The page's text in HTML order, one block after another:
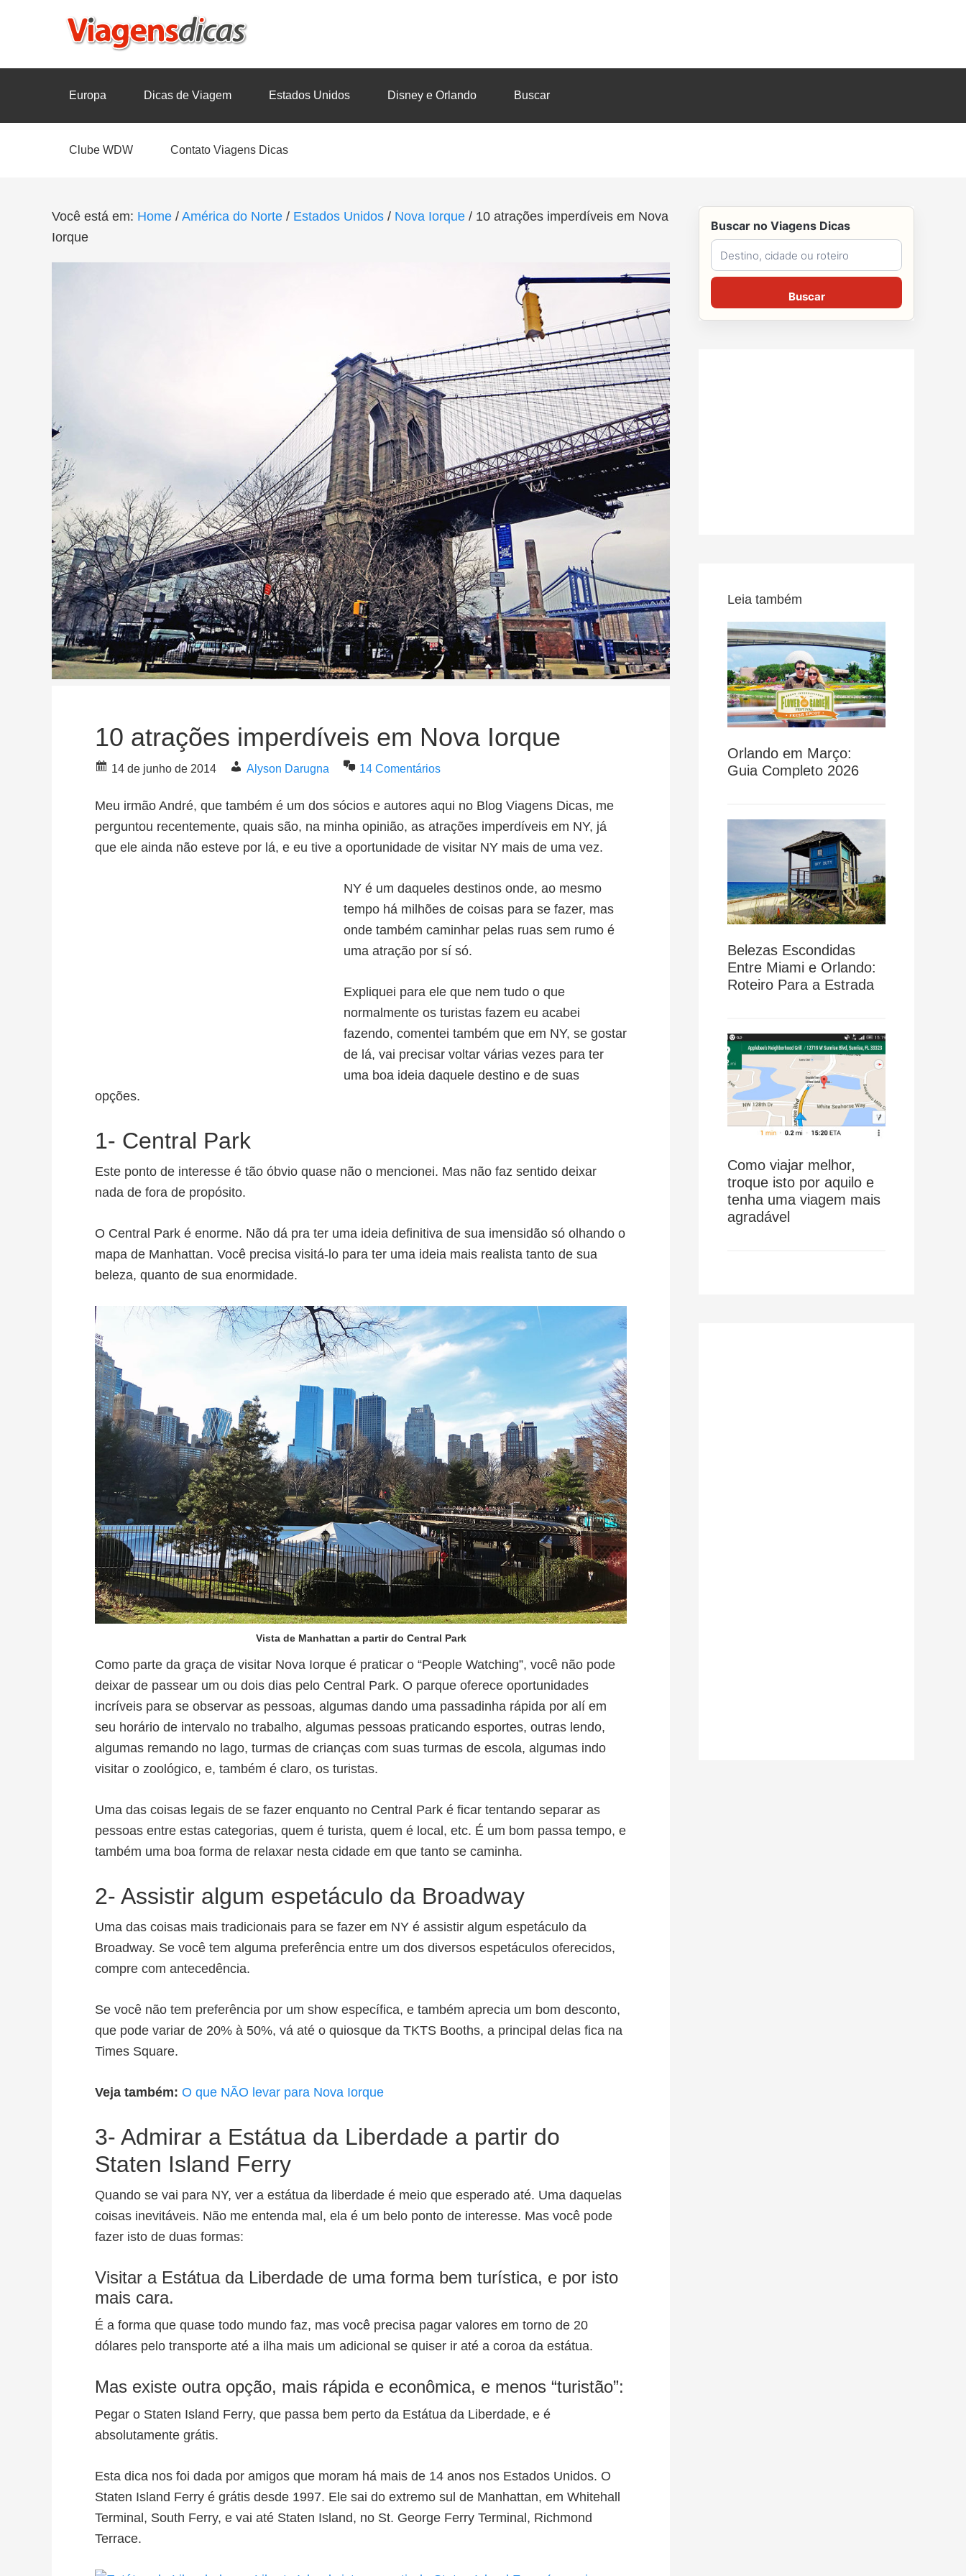
Europa Dicas de Viagem Estados Unidos Disney e Orlando Buscar
Clube WDW Contato Viagens Dicas
Você está em: Home / América do Norte / Estados Unidos / Nova Iorque / 10 atrações imperdíveis em Nova
Iorque
10 atrações imperdíveis em Nova Iorque
14 de junho de 2014 Alyson Darugna 14 Comentários
Meu irmão André, que também é um dos sócios e autores aqui no Blog Viagens Dicas, me
perguntou recentemente, quais são, na minha opinião, as atrações imperdíveis em NY, já
que ele ainda não esteve por lá, e eu tive a oportunidade de visitar NY mais de uma vez.
NY é um daqueles destinos onde, ao mesmo
tempo há milhões de coisas para se fazer, mas
onde também caminhar pelas ruas sem rumo é
uma atração por sí só.
Expliquei para ele que nem tudo o que
normalmente os turistas fazem eu acabei
fazendo, comentei também que em NY, se gostar
de lá, vai precisar voltar várias vezes para ter
uma boa ideia daquele destino e de suas
opções.
1- Central Park
Este ponto de interesse é tão óbvio quase não o mencionei. Mas não faz sentido deixar
nada de fora de propósito.
O Central Park é enorme. Não dá pra ter uma ideia definitiva de sua imensidão só olhando o
mapa de Manhattan. Você precisa visitá-lo para ter uma ideia mais realista tanto de sua
beleza, quanto de sua enormidade.
Vista de Manhattan a partir do Central Park
Como parte da graça de visitar Nova Iorque é praticar o “People Watching”, você não pode
deixar de passear um ou dois dias pelo Central Park. O parque oferece oportunidades
incríveis para se observar as pessoas, algumas dando uma passadinha rápida por alí em
seu horário de intervalo no trabalho, algumas pessoas praticando esportes, outras lendo,
algumas remando no lago, turmas de crianças com suas turmas de escola, algumas indo
visitar o zoológico, e, também é claro, os turistas.
Uma das coisas legais de se fazer enquanto no Central Park é ficar tentando separar as
pessoas entre estas categorias, quem é turista, quem é local, etc. É um bom passa tempo, e
também uma boa forma de relaxar nesta cidade em que tanto se caminha.
2- Assistir algum espetáculo da Broadway
Uma das coisas mais tradicionais para se fazer em NY é assistir algum espetáculo da
Broadway. Se você tem alguma preferência entre um dos diversos espetáculos oferecidos,
compre com antecedência.
Se você não tem preferência por um show específica, e também aprecia um bom desconto,
que pode variar de 20% à 50%, vá até o quiosque da TKTS Booths, a principal delas fica na
Times Square.
Veja também: O que NÃO levar para Nova Iorque
3- Admirar a Estátua da Liberdade a partir do
Staten Island Ferry
Quando se vai para NY, ver a estátua da liberdade é meio que esperado até. Uma daquelas
coisas inevitáveis. Não me entenda mal, ela é um belo ponto de interesse. Mas você pode
fazer isto de duas formas:
Visitar a Estátua da Liberdade de uma forma bem turística, e por isto
mais cara.
É a forma que quase todo mundo faz, mas você precisa pagar valores em torno de 20
dólares pelo transporte até a ilha mais um adicional se quiser ir até a coroa da estátua.
Mas existe outra opção, mais rápida e econômica, e menos “turistão”:
Pegar o Staten Island Ferry, que passa bem perto da Estátua da Liberdade, e é
absolutamente grátis.
Esta dica nos foi dada por amigos que moram há mais de 14 anos nos Estados Unidos. O
Staten Island Ferry é grátis desde 1997. Ele sai do extremo sul de Manhattan, em Whitehall
Terminal, South Ferry, e vai até Staten Island, no St. George Ferry Terminal, Richmond
Terrace.
Buscar no Viagens Dicas
Buscar no Viagens Dicas
Buscar
Leia também
Orlando em Março:
Guia Completo 2026
Belezas Escondidas
Entre Miami e Orlando:
Roteiro Para a Estrada
Como viajar melhor,
troque isto por aquilo e
tenha uma viagem mais
agradável